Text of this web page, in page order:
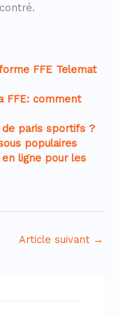
FFE Telemat
FFE: comment
paris sportifs ?
populaires
ligne pour les
Article suivant →